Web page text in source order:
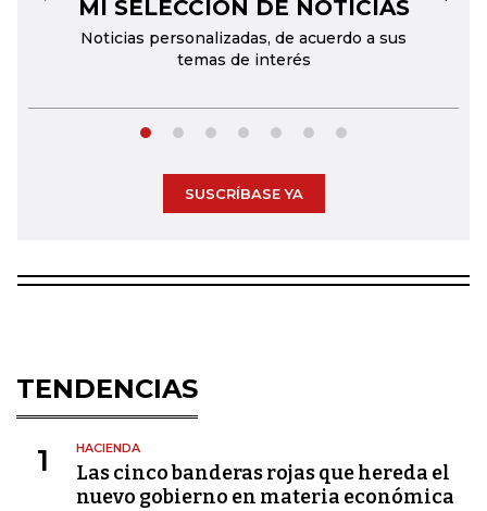
MI SELECCIÓN DE NOTICIAS
Noticias personalizadas, de acuerdo a sus
temas de interés
← →
SUSCRÍBASE YA
TENDENCIAS
1 HACIENDA
Las cinco banderas rojas que hereda el
nuevo gobierno en materia económica